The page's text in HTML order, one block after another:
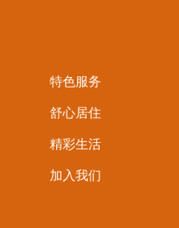
特色服务
舒心居住
精彩生活
加入我们